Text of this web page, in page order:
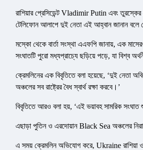
রাশিয়ার প্রেসিডেন্ট Vladimir Putin এবং
টেলিফোন আলাপে দুই নেতা এই আহ্বান জানান বলে
মস্কো থেকে বার্তা সংস্থা এএফপি জানায়, এক
সংঘাতটি পুরো মধ্যপ্রাচ্যে ছড়িয়ে পড়ে, যা বিশ্ব
ক্রেমলিনের এক বিবৃতিতে বলা হয়েছে, ‘দুই নেতা
অঞ্চলের সব রাষ্ট্রের বৈধ স্বার্থ রক্ষা করবে।’
বিবৃতিতে আরও বলা হয়, ‘এই ভয়াবহ সামরিক সংঘাত
এছাড়া পুতিন ও এরদোয়ান Black Sea অঞ্চলের
এ সময় ক্রেমলিন অভিযোগ করে, Ukraine রাশিয়া ও